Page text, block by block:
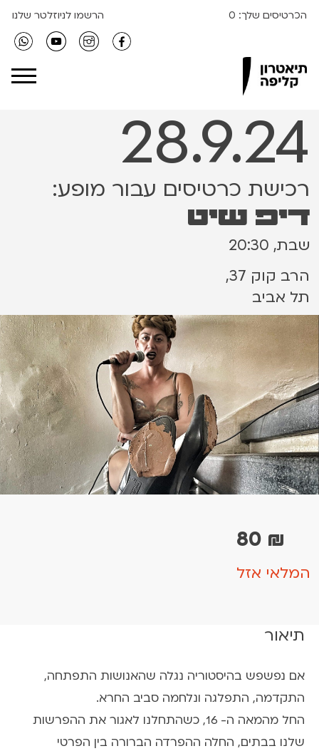
הכרטיסים שלך: 0 הרשמו לניוזלטר שלנו
Clipa Theater
28.9.24
רכישת כרטיסים עבור מופע:
דיפ שיט
שבת, 20:30
הרב קוק 37,
תל אביב
80 ₪
המלאי אזל
תיאור
אם נפשפש בהיסטוריה נגלה שהאנושות התפתחה,
התקדמה, התפלגה ונלחמה סביב החרא.
החל מהמאה ה- 16, כשהתחלנו לאגור את ההפרשות
שלנו בבתים, החלה ההפרדה הברורה בין הפרטי